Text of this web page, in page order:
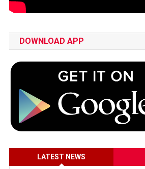
DOWNLOAD APP
LATEST NEWS